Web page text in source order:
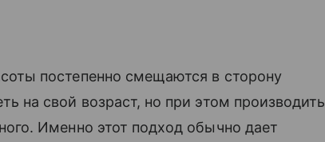
постепенно смещаются в сторону
на свой возраст, но при этом производить
Именно этот подход обычно дает